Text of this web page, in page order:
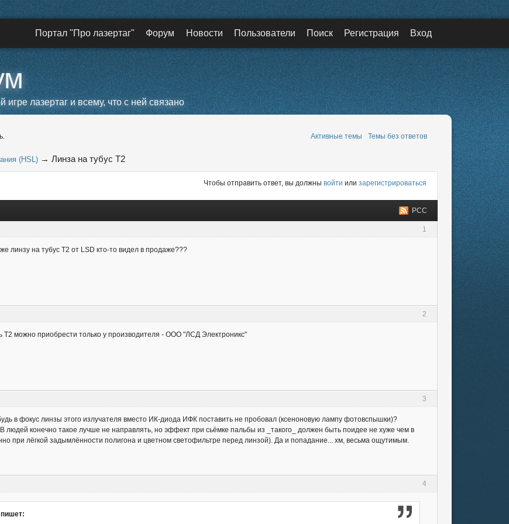
Портал "Про лазертаг" Форум Новости Пользователи Поиск Регистрация Вход
лазертаг и всему, что с ней связано
Активные темы Темы без ответов
(HSL) →Линза на тубус Т2
Чтобы отправить ответ, вы должны войти или зарегистрироваться
РСС
1
линзу на тубус T2 от LSD кто-то видел в продаже???
2
Т2 можно приобрести только у производителя - ООО "ЛСД Электроникс"
3
в фокус линзы этого излучателя вместо ИК-диода ИФК поставить не пробовал (ксеноновую лампу фотовспышки)?
людей конечно такое лучше не направлять, но эффект при сьёмке пальбы из _такого_ должен быть поидее не хуже чем в
при лёгкой задымлённости полигона и цветном светофильтре перед линзой). Да и попадание... хм, весьма ощутимым.
4